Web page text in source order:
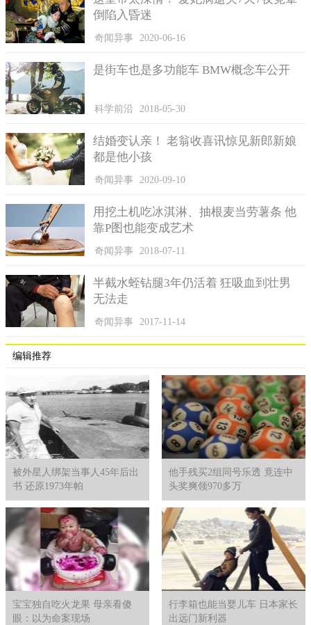
倒陷入昏迷
奇闻异事 2020-06-16
是街车也是多功能车 BMW概念车公开
科学前沿 2018-05-30
结婚变认亲！ 老翁收喜讯惊见新郎新娘
都是他小孩
奇闻异事 2020-09-10
用挖土机吃冰淇淋、抽根麦当劳薯条 他
靠P图也能变成艺术
奇闻异事 2018-07-11
半截水蛭钻腿3年仍活着 狂吸血到壮男
无法走
奇闻异事 2017-11-14
编辑推荐
被外星人绑架当事人45年后出
书 还原1973年帕
他手残买2组同号乐透 竟连中
头奖爽领970多万
宝宝独自吃火龙果 母亲看傻
眼：以为命案现场
行李箱也能当婴儿车 日本家长
出远门新利器